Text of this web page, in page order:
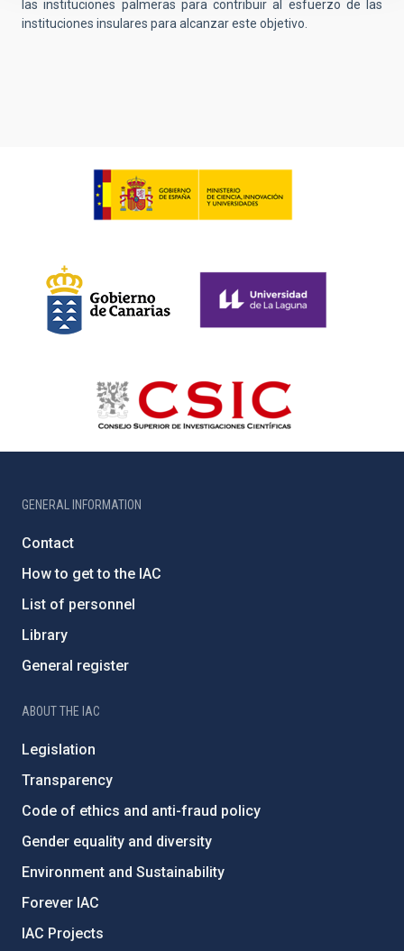
las instituciones palmeras para contribuir al esfuerzo de las
instituciones insulares para alcanzar este objetivo.
GENERAL INFORMATION
Contact
How to get to the IAC
List of personnel
Library
General register
ABOUT THE IAC
Legislation
Transparency
Code of ethics and anti-fraud policy
Gender equality and diversity
Environment and Sustainability
Forever IAC
IAC Projects